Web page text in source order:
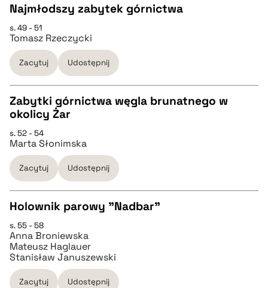
BIBTEX
pobierz cytat
CZYSTY TEKST
pobierz cytat
BIBTEX
pobierz cytat
Najmłodszy zabytek górnictwa
s. 49 - 51
Tomasz Rzeczycki
Zacytuj Udostępnij
CZYSTY TEKST
pobierz cytat
BIBTEX
pobierz cytat
Zabytki górnictwa węgla brunatnego w
okolicy Żar
s. 52 - 54
Marta Słonimska
Zacytuj Udostępnij
CZYSTY TEKST
pobierz cytat
Holownik parowy "Nadbar"
s. 55 - 58
Anna Broniewska
Mateusz Haglauer
Stanisław Januszewski
Zacytuj Udostępnij